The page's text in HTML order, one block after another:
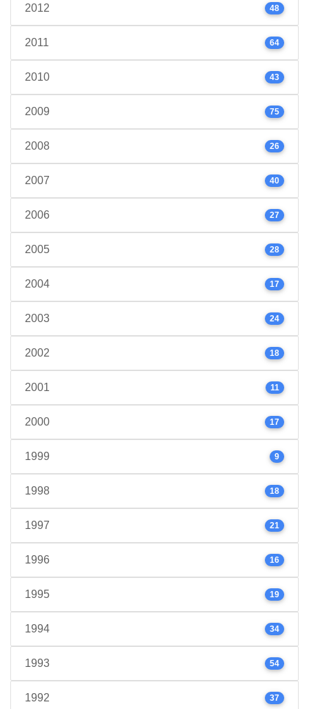
2012 48
2011 64
2010 43
2009 75
2008 26
2007 40
2006 27
2005 28
2004 17
2003 24
2002 18
2001 11
2000 17
1999 9
1998 18
1997 21
1996 16
1995 19
1994 34
1993 54
1992 37